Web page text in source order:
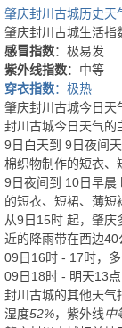
肇庆封川古城历史天
肇庆封川古城生活指
感冒指数：极易发
紫外线指数：中等
穿衣指数：极热
肇庆封川古城今日天
封川古城今日天气的
9日白天到 9日夜间
棉织物制作的短衣、
9日夜间到 10日早晨
的短衣、短裙、薄短
从9日15时 起，肇庆
近的降雨带在西边40
09日16时 - 17时，
09日18时 - 明天13
封川古城的其他天气
湿度52%，紫外线中